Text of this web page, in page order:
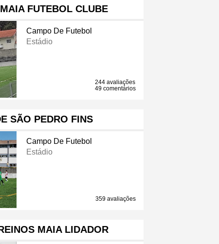
FUTEBOL CLUBE
Campo De Futebol
Estádio
244 avaliações
49 comentários
SÃO PEDRO FINS
Campo De Futebol
Estádio
359 avaliações
MAIA LIDADOR